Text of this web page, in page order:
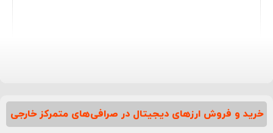
نام*
خرید و فروش ارزهای دیجیتال در صرافی‌های متمرکز خارجی